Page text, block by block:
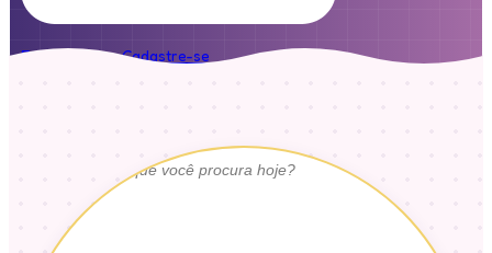
Faça login ou Cadastre-se